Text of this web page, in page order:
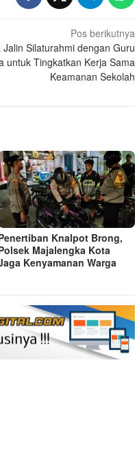
Pos berikutnya
Jalin Silaturahmi dengan Guru
untuk Tingkatkan Kerja Sama
Keamanan Sekolah
Knalpot Brong,
Majalengka Kota
Kenyamanan Warga